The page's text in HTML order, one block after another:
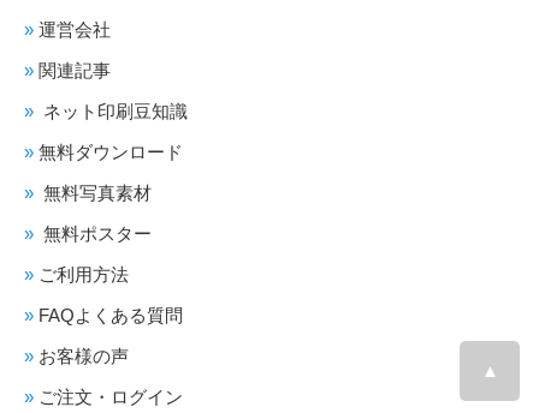
運営会社
関連記事
ネット印刷豆知識
無料ダウンロード
無料写真素材
無料ポスター
ご利用方法
FAQよくある質問
お客様の声
ご注文・ログイン
▲